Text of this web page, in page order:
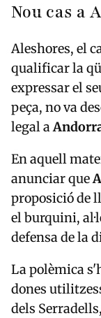
Nou cas a
Aleshores, el
qualificar la
expressar el
peça, no va
legal a
En aquell
anunciar que
proposició de
el burquini,
defensa de la
La polèmica
dones
dels